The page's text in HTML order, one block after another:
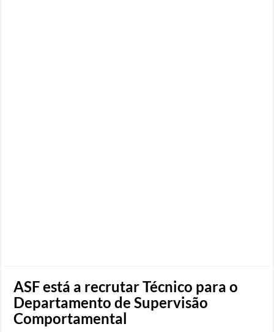
ASF está a recrutar Técnico para o
Departamento de Supervisão
Comportamental